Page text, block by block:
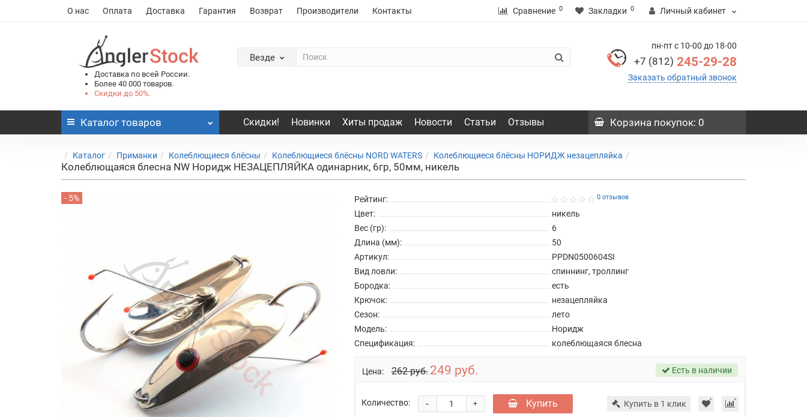
О нас Оплата Доставка Гарантия Возврат Производители Контакты Сравнение 0 Закладки 0 Личный кабинет
Доставка по всей России.
Более 40 000 товаров.
Скидки до 50%.
Везде
пн-пт с 10-00 до 18-00
+7 (812) 245-29-28
Заказать обратный звонок
Каталог товаров Скидки! Новинки Хиты продаж Новости Статьи Отзывы Корзина покупок: 0
Каталог Приманки Колеблющиеся блёсны Колеблющиеся блёсны NORD WATERS Колеблющиеся блёсны НОРИДЖ незацепляйка
Колеблющаяся блесна NW Норидж НЕЗАЦЕПЛЯЙКА одинарник, 6гр, 50мм, никель
- 5% Рейтинг: 0 отзывов
Цвет:
никель
Вес (гр):
6
Длина (мм):
50
Артикул:
PPDN0500604SI
Вид ловли:
спиннинг, троллинг
Бородка:
есть
Крючок:
незацепляйка
Сезон:
лето
Модель:
Норидж
Спецификация:
колеблющаяся блесна
Цена: 262 руб. 249 руб. Есть в наличии
Количество: +
- Купить Купить в 1 клик